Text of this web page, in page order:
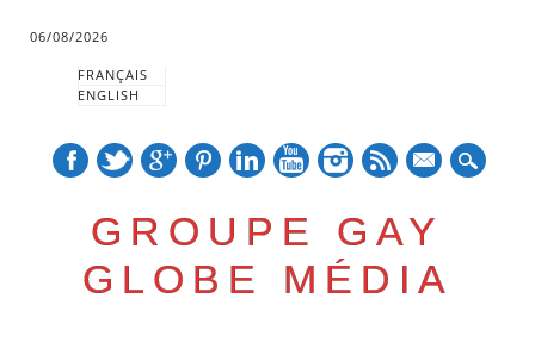
06/08/2026
FRANÇAIS
ENGLISH
GROUPE GAY
GLOBE MÉDIA